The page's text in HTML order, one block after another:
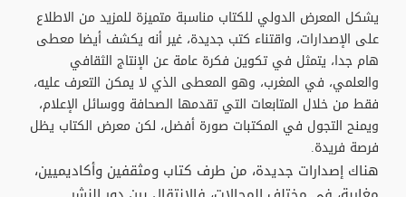
يشكل المعرض الدولي للكتاب مناسبة متميزة للمزيد من الاطلاع
على الإصدارات، واقتناء كتب جديدة، غير أنه يكشف أيضا معطى
هام جدا، يتمثل في تكوين فكرة عامة عن الإنتاج الثقافي
والعلمي، في المغرب، وهو المعطى الذي لا يمكن التعرف عليه،
فقط من خلال المتابعات التي تقدمها الصحافة ووسائل الإعلام،
ويمنح التجول في المكتبات صورة أفضل، لكن معرض الكتاب يظل
فرصة فريدة.
هناك إصدارات جديدة، من طرف كتاب ومثقفين وأكاديميين،